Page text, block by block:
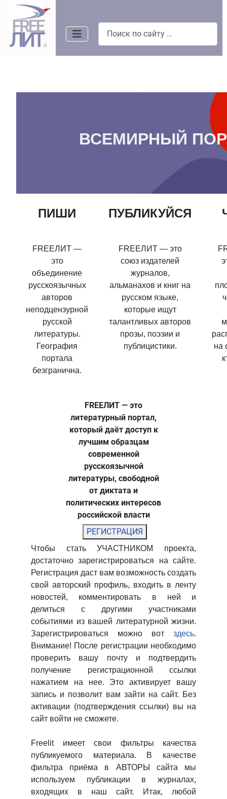
ВСЕМИРНЫЙ
ПИШИ ПУБЛИКУЙСЯ
FREEЛИТ —
это
объединение
русскоязычных
авторов
неподцензурной
русской
литературы.
География
портала
безгранична.
FREEЛИТ — это
союз издателей
журналов,
альманахов и книг на
русском языке,
которые ищут
талантливых авторов
прозы, поэзии и
публицистики.
на
FREEЛИТ — это
литературный портал,
который даёт доступ к
лучшим образцам
современной
русскоязычной
литературы, свободной
от диктата и
политических интересов
российской власти
РЕГИСТРАЦИЯ
Чтобы стать УЧАСТНИКОМ проекта,
достаточно зарегистрироваться на сайте.
Регистрация даст вам возможность создать
свой авторский профиль, входить в ленту
новостей, комментировать в ней и
делиться с другими участниками
событиями из вашей литературной жизни.
Зарегистрироваться можно вот здесь.
Внимание! После регистрации необходимо
проверить вашу почту и подтвердить
получение регистрационной ссылки
нажатием на нее. Это активирует вашу
запись и позволит вам зайти на сайт. Без
активации (подтверждения ссылки) вы на
сайт войти не сможете.
Freelit имеет свои фильтры качества
публикуемого материала. В качестве
фильтра приёма в АВТОРЫ сайта мы
используем публикации в журналах,
входящих в наш сайт. Итак, любой